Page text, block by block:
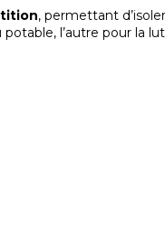
, permettant
potable, l’autre pour la